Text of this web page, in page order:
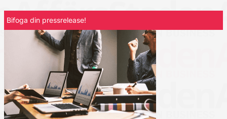
Bifoga din pressrelease!